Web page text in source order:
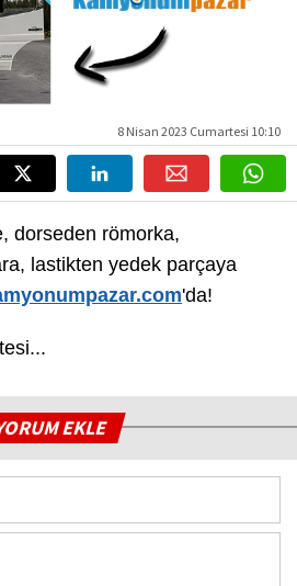
8 Nisan 2023 Cumartesi 10:10
dorseden römorka,
lastikten yedek parçaya
'da!
EKLE